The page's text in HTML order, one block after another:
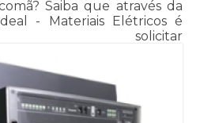
Saiba que através da
- Materiais Elétricos é
solicitar